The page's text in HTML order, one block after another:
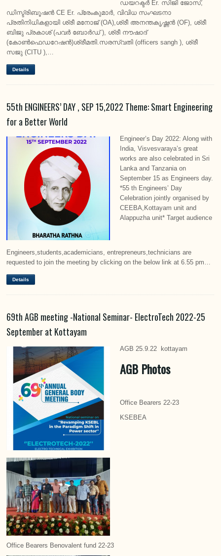
ഡയറക്ടർ Er. സിജി ജോസ്,
ഡിസ്ട്രിബൂഷൻ CE Er. പ്രേംകുമാർ, വിവിധ സംഘടനാ
പ്രതിനിധികളായി ശ്രീ മനോജ്‌ (OA),ശ്രീ അനന്തകൃഷ്ണൻ (OF), ശ്രീ
ബിജു പ്രകാശ് (പവർ ബോർഡ്‌ ), ശ്രീ നൗഷാദ്
(കോൺഫെഡറേഷൻ)ശ്രീമതി.സരസ്വതി (officers sangh ), ശ്രീ
സജു (CITU ),…
Details
55th ENGINEERS’ DAY , SEP 15,2022 Theme: Smart Engineering
for a Better World
Engineer’s Day 2022: Along with
India, Visvesvaraya’s great
works are also celebrated in Sri
Lanka and Tanzania on
September 15 as Engineers day.
*55 th Engineers’ Day
Celebration jointly organised by
CEEBA,Kottayam unit and
Alappuzha unit* Target audience
Engineers,students,academicians, entrepreneurs,technicians are
requested to join the meeting by clicking on the below link at 6.55 pm…
Details
69th AGB meeting -National Seminar- ElectroTech 2022-25
September at Kottayam
AGB 25.9.22 kottayam
AGB Photos
Office Bearers 22-23
KSEBEA
Office Bearers Benovalent fund 22-23